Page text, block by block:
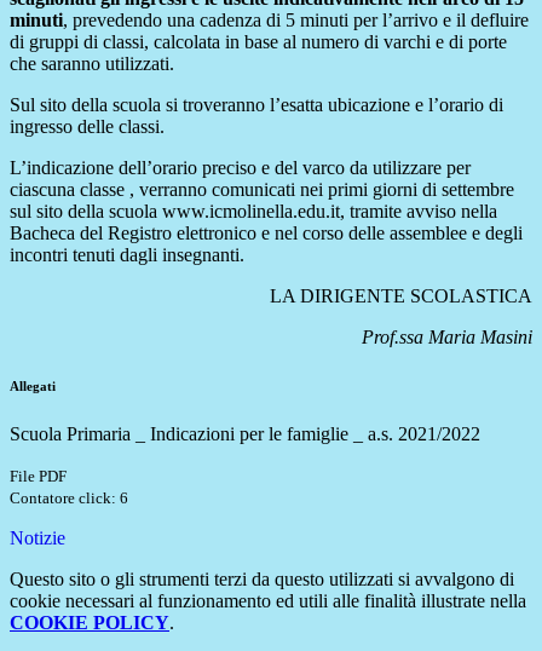
minuti, prevedendo una cadenza di 5 minuti per l’arrivo e il defluire
di gruppi di classi, calcolata in base al numero di varchi e di porte
che saranno utilizzati.
Sul sito della scuola si troveranno l’esatta ubicazione e l’orario di
ingresso delle classi.
L’indicazione dell’orario preciso e del varco da utilizzare per
ciascuna classe , verranno comunicati nei primi giorni di settembre
sul sito della scuola www.icmolinella.edu.it, tramite avviso nella
Bacheca del Registro elettronico e nel corso delle assemblee e degli
incontri tenuti dagli insegnanti.
LA DIRIGENTE SCOLASTICA
Prof.ssa Maria Masini
Allegati
Scuola Primaria _ Indicazioni per le famiglie _ a.s. 2021/2022
File PDF
Contatore click: 6
Notizie
Questo sito o gli strumenti terzi da questo utilizzati si avvalgono di
cookie necessari al funzionamento ed utili alle finalità illustrate nella
COOKIE POLICY.